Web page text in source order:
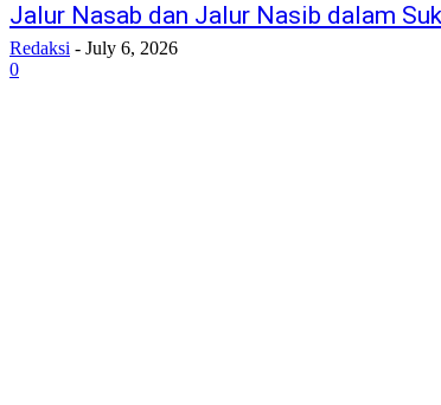
Jalur Nasab dan Jalur Nasib dalam
Redaksi - July 6, 2026
0